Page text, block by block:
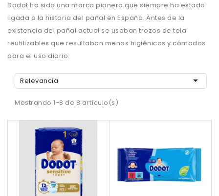
Dodot ha sido una marca pionera que siempre ha estado
ligada a la historia del pañal en España. Antes de la
existencia del pañal actual se usaban trozos de tela
reutilizables que resultaban menos higiénicos y cómodos
para el uso diario.
Relevancia 
Mostrando 1-8 de 8 artículo(s)